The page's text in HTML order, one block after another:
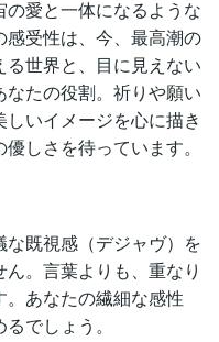
愛と一体になるような
受性は、今、最高潮の
世界と、目に見えない
たの役割。祈りや願い
いイメージを心に描き
しさを待っています。
既視感（デジャヴ）を
。言葉よりも、重なり
あなたの繊細な感性
でしょう。